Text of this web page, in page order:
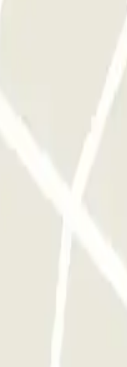
será
sua reserva, receberá o